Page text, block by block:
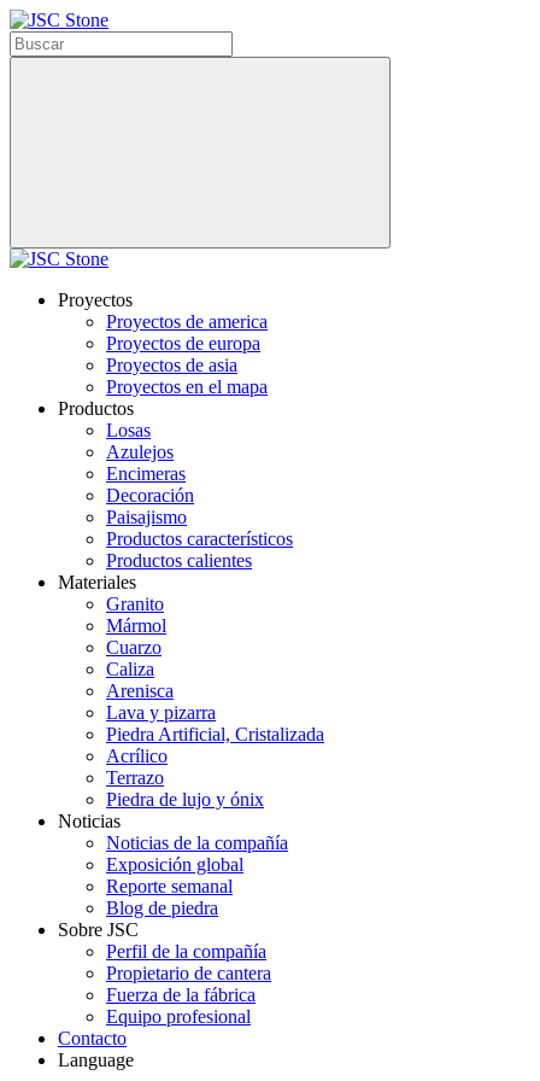
Proyectos
Proyectos de america
Proyectos de europa
Proyectos de asia
Proyectos en el mapa
Productos
Losas
Azulejos
Encimeras
Decoración
Paisajismo
Productos característicos
Productos calientes
Materiales
Granito
Mármol
Cuarzo
Caliza
Arenisca
Lava y pizarra
Piedra Artificial, Cristalizada
Acrílico
Terrazo
Piedra de lujo y ónix
Noticias
Noticias de la compañía
Exposición global
Reporte semanal
Blog de piedra
Sobre JSC
Perfil de la compañía
Propietario de cantera
Fuerza de la fábrica
Equipo profesional
Contacto
Language